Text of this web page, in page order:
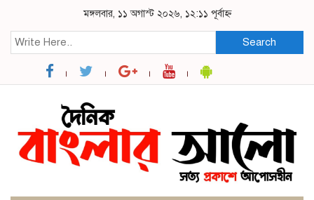
মঙ্গলবার, ১১ অগাস্ট ২০২৬, ১২:১১ পূর্বাহ্ন
Search